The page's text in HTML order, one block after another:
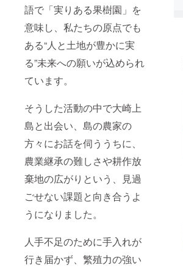
語で「実りある果樹園」を
意味し、私たちの原点でも
ある“人と土地が豊かに実
る”未来への願いが込められ
ています。
そうした活動の中で大崎上
島と出会い、島の農家の
方々にお話を伺ううちに、
農業継承の難しさや耕作放
棄地の広がりという、見過
ごせない課題と向き合うよ
うになりました。
人手不足のために手入れが
行き届かず、繁殖力の強い